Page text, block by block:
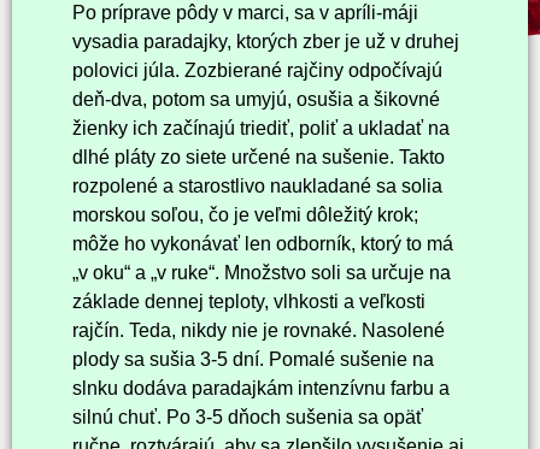
Po príprave pôdy v marci, sa v apríli-máji
vysadia paradajky, ktorých zber je už v druhej
polovici júla. Zozbierané rajčiny odpočívajú
deň-dva, potom sa umyjú, osušia a šikovné
žienky ich začínajú triediť, poliť a ukladať na
dlhé pláty zo siete určené na sušenie. Takto
rozpolené a starostlivo naukladané sa solia
morskou soľou, čo je veľmi dôležitý krok;
môže ho vykonávať len odborník, ktorý to má
„v oku“ a „v ruke“. Množstvo soli sa určuje na
základe dennej teploty, vlhkosti a veľkosti
rajčín. Teda, nikdy nie je rovnaké. Nasolené
plody sa sušia 3-5 dní. Pomalé sušenie na
slnku dodáva paradajkám intenzívnu farbu a
silnú chuť. Po 3-5 dňoch sušenia sa opäť